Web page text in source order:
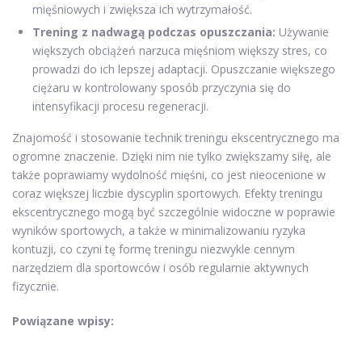
mięśniowych i zwiększa ich wytrzymałość.
Trening z nadwagą podczas opuszczania: Używanie
większych obciążeń narzuca mięśniom większy stres, co
prowadzi do ich lepszej adaptacji. Opuszczanie większego
ciężaru w kontrolowany sposób przyczynia się do
intensyfikacji procesu regeneracji.
Znajomość i stosowanie technik treningu ekscentrycznego ma
ogromne znaczenie. Dzięki nim nie tylko zwiększamy siłę, ale
także poprawiamy wydolność mięśni, co jest nieocenione w
coraz większej liczbie dyscyplin sportowych. Efekty treningu
ekscentrycznego mogą być szczególnie widoczne w poprawie
wyników sportowych, a także w minimalizowaniu ryzyka
kontuzji, co czyni tę formę treningu niezwykle cennym
narzędziem dla sportowców i osób regularnie aktywnych
fizycznie.
Powiązane wpisy: